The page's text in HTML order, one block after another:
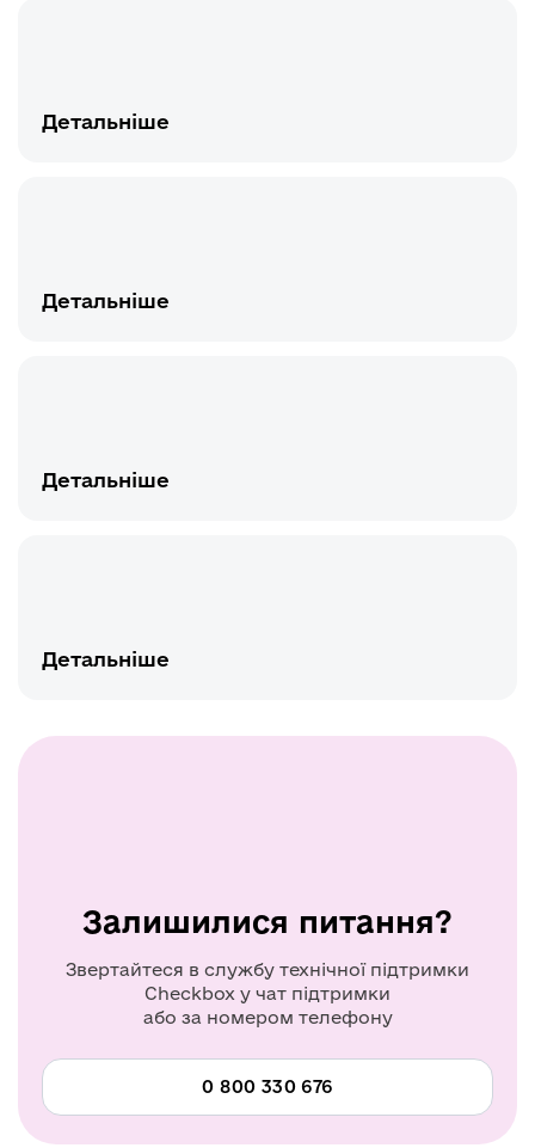
Детальніше
Детальніше
Детальніше
Детальніше
Залишилися питання?
Звертайтеся в службу технічної підтримки
Checkbox у чат підтримки
або за номером телефону
0 800 330 676